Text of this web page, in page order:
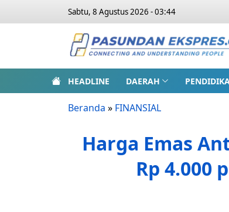
Sabtu, 8 Agustus 2026 - 03:44
HEADLINE DAERAH
Beranda » FINANSIAL
Harga Emas
Rp 4.000